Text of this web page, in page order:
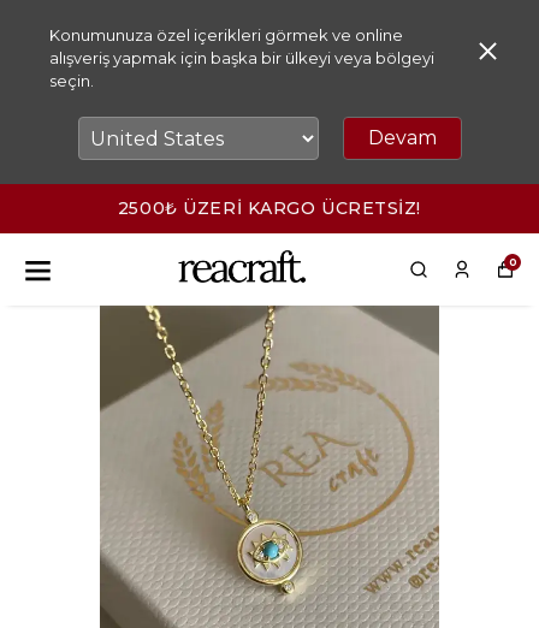
Konumunuza özel içerikleri görmek ve online
alışveriş yapmak için başka bir ülkeyi veya bölgeyi
seçin.
Devam
2500₺ ÜZERİ KARGO ÜCRETSİZ!
0